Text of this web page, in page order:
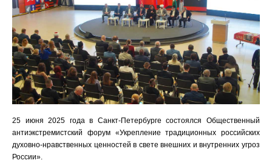
25 июня 2025 года в Санкт-Петербурге состоялся Общественный
антиэкстремистский форум «Укрепление традиционных российских
духовно-нравственных ценностей в свете внешних и внутренних угроз
России».